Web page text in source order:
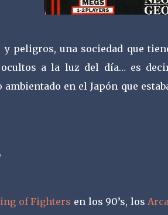
y peligros, una sociedad que
ocultos a la luz del día… es
ambientado en el Japón que
of Fighters en los 90’s, los